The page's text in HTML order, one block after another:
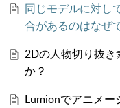
同じモデルに対し
合があるのはなぜ
2Dの人物切り抜
か？
Lumionでアニメ